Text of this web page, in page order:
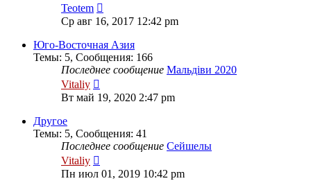
Teotem
к
последнему
сообщению
Ср авг 16, 2017 12:42 pm
Юго-Восточная Азия
Темы: 5, Сообщения: 166
Последнее сообщение Мальдіви 2020
Vitaliy
к
последнему
Вт май 19, 2020 2:47 pm
Другое
Темы: 5, Сообщения: 41
Последнее сообщение Сейшелы
Vitaliy
к
последнему
Пн июл 01, 2019 10:42 pm